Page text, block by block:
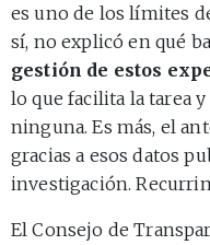
es uno de los límites
sí, no explicó en qué
gestión de estos
lo que facilita la tarea
ninguna. Es más, el
gracias a esos datos
investigación.
El Consejo de